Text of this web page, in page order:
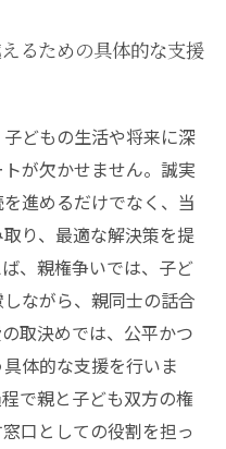
るための具体的な支援
どもの生活や将来に深
が欠かせません。誠実
進めるだけでなく、当
り、最適な解決策を提
、親権争いでは、子ど
ながら、親同士の話合
取決めでは、公平かつ
体的な支援を行いま
で親と子ども双方の権
口としての役割を担っ